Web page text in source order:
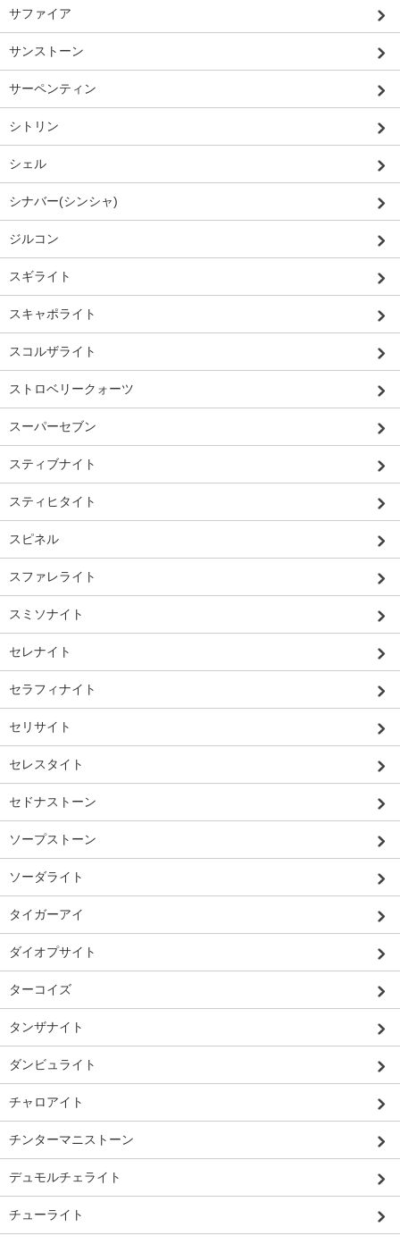
サファイア
サンストーン
サーペンティン
シトリン
シェル
シナバー(シンシャ)
ジルコン
スギライト
スキャポライト
スコルザライト
ストロベリークォーツ
スーパーセブン
スティブナイト
スティヒタイト
スピネル
スファレライト
スミソナイト
セレナイト
セラフィナイト
セリサイト
セレスタイト
セドナストーン
ソープストーン
ソーダライト
タイガーアイ
ダイオプサイト
ターコイズ
タンザナイト
ダンビュライト
チャロアイト
チンターマニストーン
デュモルチェライト
チューライト